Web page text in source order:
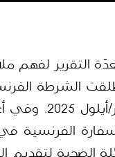
التقرير لفهم